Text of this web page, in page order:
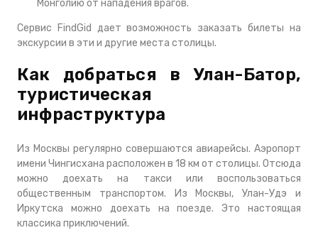
Монголию от нападения врагов.
Сервис FindGid дает возможность заказать билеты на
экскурсии в эти и другие места столицы.
Как добраться в Улан-Батор,
туристическая
инфраструктура
Из Москвы регулярно совершаются авиарейсы. Аэропорт
имени Чингисхана расположен в 18 км от столицы. Отсюда
можно доехать на такси или воспользоваться
общественным транспортом. Из Москвы, Улан-Удэ и
Иркутска можно доехать на поезде. Это настоящая
классика приключений.